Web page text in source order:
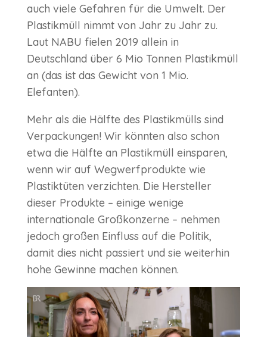
auch viele Gefahren für die Umwelt. Der
Plastikmüll nimmt von Jahr zu Jahr zu.
Laut NABU fielen 2019 allein in
Deutschland über 6 Mio Tonnen Plastikmüll
an (das ist das Gewicht von 1 Mio.
Elefanten).
Mehr als die Hälfte des Plastikmülls sind
Verpackungen! Wir könnten also schon
etwa die Hälfte an Plastikmüll einsparen,
wenn wir auf Wegwerfprodukte wie
Plastiktüten verzichten. Die Hersteller
dieser Produkte – einige wenige
internationale Großkonzerne – nehmen
jedoch großen Einfluss auf die Politik,
damit dies nicht passiert und sie weiterhin
hohe Gewinne machen können.